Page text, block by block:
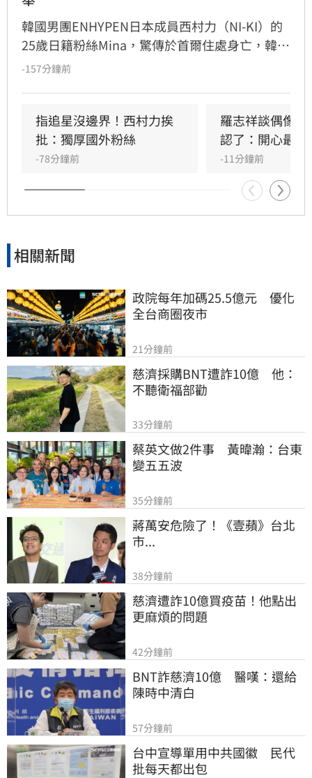
韓國男團ENHYPEN日本成員西村力（NI-KI）的
25歲日籍粉絲Mina，驚傳於首爾住處身亡，韓國
警方證實接獲報案並介入調查。生前Mina因追星
良，絕非外界傳言般傲慢，對於她選擇極端方式
結束生命感到遺憾與不捨。此事件再度引發外界
對網路暴力及追星文化的關注。該名粉絲呼籲，
追星不應成為生活唯一寄託，應珍惜自身生命。
目前確切死因與詳細案情，仍待警方進一步調查
釐清，此消息也讓全球粉絲深感震驚與悲痛。
-157分鐘前
指追星沒邊界！西村力挨
批：獨厚國外粉絲
-78分鐘前
羅志祥談偶像
認了：開心最重
-11分鐘前
相關新聞
政院每年加碼25.5億元　優化
全台商圈夜市
21分鐘前
慈濟採購BNT遭詐10億　他：
不聽衛福部勸
33分鐘前
蔡英文做2件事　黃暐瀚：台東
變五五波
35分鐘前
蔣萬安危險了！《壹蘋》台北
市...
38分鐘前
慈濟遭詐10億買疫苗！他點出
更麻煩的問題
42分鐘前
BNT詐慈濟10億　醫嘆：還給
陳時中清白
57分鐘前
台中宣導單用中共國徽　民代
批每天都出包